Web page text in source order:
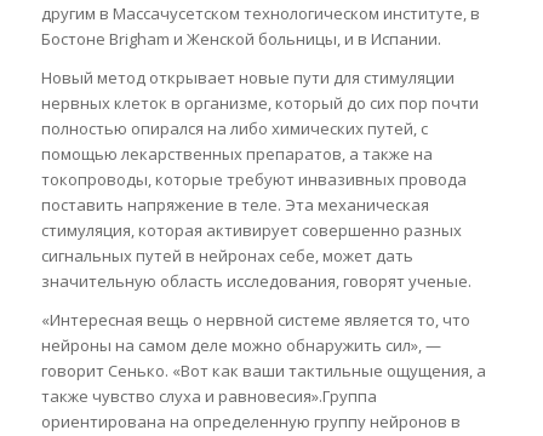
другим в Массачусетском технологическом институте, в
Бостоне Brigham и Женской больницы, и в Испании.
Новый метод открывает новые пути для стимуляции
нервных клеток в организме, который до сих пор почти
полностью опирался на либо химических путей, с
помощью лекарственных препаратов, а также на
токопроводы, которые требуют инвазивных провода
поставить напряжение в теле. Эта механическая
стимуляция, которая активирует совершенно разных
сигнальных путей в нейронах себе, может дать
значительную область исследования, говорят ученые.
«Интересная вещь о нервной системе является то, что
нейроны на самом деле можно обнаружить сил», —
говорит Сенько. «Вот как ваши тактильные ощущения, а
также чувство слуха и равновесия».Группа
ориентирована на определенную группу нейронов в